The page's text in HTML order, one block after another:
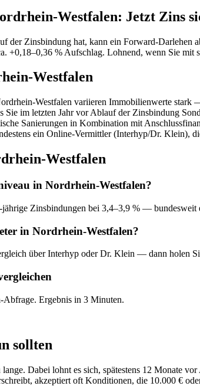
Westfalen: Jetzt Zins
der Zinsbindung hat, kann ein Forward-
+0,18–0,36 % Aufschlag. Lohnend, wenn Sie mit
Westfalen
Westfalen variieren Immobilienwerte
Sie im letzten Jahr vor Ablauf der Zinsbindung
Sanierungen in Kombination mit
ein Online-Vermittler (Interhyp/Dr. Klein),
Westfalen
in Nordrhein-Westfalen?
Zinsbindungen bei 3,4–3,9 % —
in Nordrhein-Westfalen?
über Interhyp oder Dr. Klein — dann holen
Ergebnis in 3 Minuten.
sollten
Dabei lohnt es sich, spätestens 12 Monate
akzeptiert oft Konditionen, die 10.000 €